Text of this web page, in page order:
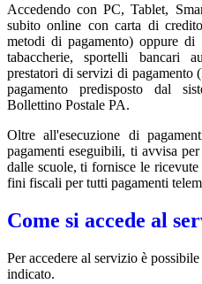
Accedendo con PC, Tablet,
subito online con carta di
metodi di pagamento) oppure di
tabaccherie, sportelli bancari
prestatori di servizi di pagamento
pagamento predisposto dal
Bollettino Postale PA.
Oltre all'esecuzione di
pagamenti eseguibili, ti avvisa
dalle scuole, ti fornisce le
fini fiscali per tutti pagamenti
Come si accede al
Per accedere al servizio è
indicato.